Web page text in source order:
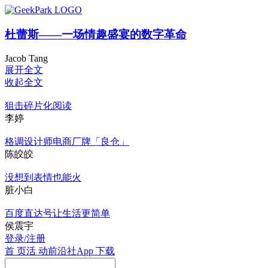
杜蕾斯——一场情趣盛宴的数字革命
Jacob Tang
展开全文
收起全文
狙击碎片化阅读
李婷
格调设计师电商厂牌「良仓」
陈皎皎
没想到表情也能火
脏小白
百度直达号让生活更简单
侯震宇
登录/注册
首 页活 动前沿社App 下载